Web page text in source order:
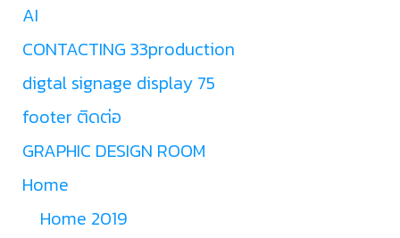
AI
CONTACTING 33production
digtal signage display 75
footer ติดต่อ
GRAPHIC DESIGN ROOM
Home
Home 2019